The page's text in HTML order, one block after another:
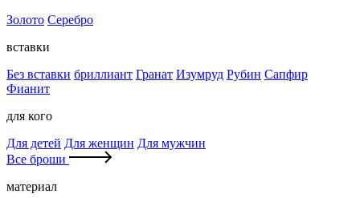
Золото Серебро
вставки
Без вставки бриллиант Гранат Изумруд Рубин Сапфир
Фианит
для кого
Для детей Для женщин Для мужчин
Все броши
материал